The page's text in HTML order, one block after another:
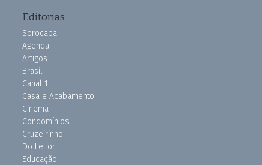
Editorias
Sorocaba
Agenda
Artigos
Brasil
Canal 1
Casa e Acabamento
Cinema
Condomínios
Cruzeirinho
Do Leitor
Educação